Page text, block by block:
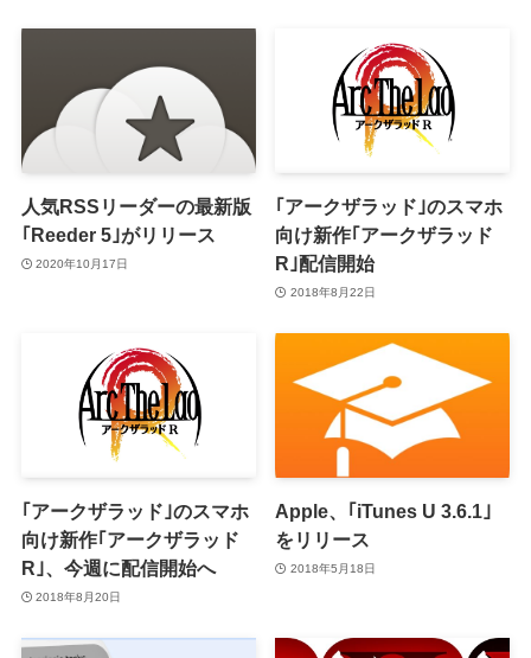
人気RSSリーダーの最新版
｢Reeder 5｣がリリース
2020年10月17日
｢アークザラッド｣のスマホ
向け新作｢アークザラッド
R｣配信開始
2018年8月22日
｢アークザラッド｣のスマホ
向け新作｢アークザラッド
R｣、今週に配信開始へ
2018年8月20日
Apple、｢iTunes U 3.6.1｣
をリリース
2018年5月18日